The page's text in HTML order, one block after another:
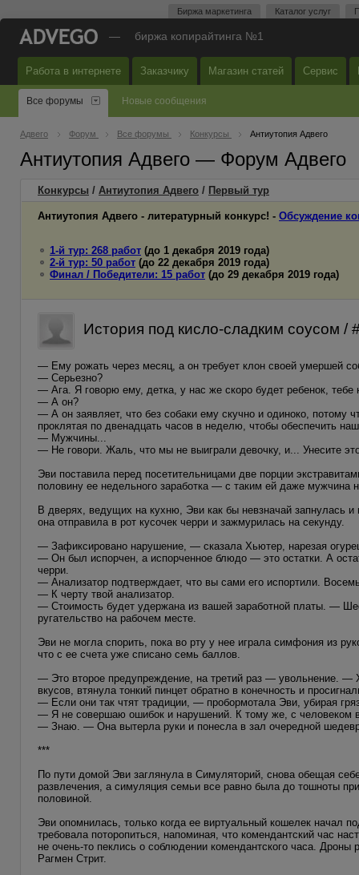
Биржа маркетинга Каталог услуг
— биржа копирайтинга №1
Работа в интернете Заказчику Магазин статей Сервис
Все форумы Новые сообщения
Адвего Форум Все форумы Конкурсы Антиутопия Адвего
Антиутопия Адвего — Форум Адвего
Конкурсы / Антиутопия Адвего / Первый тур
Антиутопия Адвего - литературный конкурс! - Обсуждение
1-й тур: 268 работ (до 1 декабря 2019 года)
2-й тур: 50 работ (до 22 декабря 2019 года)
Финал / Победители: 15 работ (до 29 декабря 2019 года)
История под кисло-сладким соусом /
— Ему рожать через месяц, а он требует клон своей умершей
— Серьезно?
— Ага. Я говорю ему, детка, у нас же скоро будет ребенок, тебе
— А он?
— А он заявляет, что без собаки ему скучно и одиноко,
проклятая по двенадцать часов в неделю, чтобы обеспечить
— Мужчины...
— Не говори. Жаль, что мы не выиграли девочку, и... Унесите
Эви поставила перед посетительницами две порции
половину ее недельного заработка — с таким ей даже мужчина
В дверях, ведущих на кухню, Эви как бы невзначай запнулась
она отправила в рот кусочек черри и зажмурилась на секунду.
— Зафиксировано нарушение, — сказала Хьютер, нарезая
— Он был испорчен, а испорченное блюдо — это остатки. А
черри.
— Анализатор подтверждает, что вы сами его испортили.
— К черту твой анализатор.
— Стоимость будет удержана из вашей заработной платы. —
ругательство на рабочем месте.
Эви не могла спорить, пока во рту у нее играла симфония из
что с ее счета уже списано семь баллов.
— Это второе предупреждение, на третий раз — увольнение. —
вкусов, втянула тонкий пинцет обратно в конечность и
— Если они так чтят традиции, — пробормотала Эви, убирая
— Я не совершаю ошибок и нарушений. К тому же, с человеком
— Знаю. — Она вытерла руки и понесла в зал очередной
***
По пути домой Эви заглянула в Симуляторий, снова обещая
развлечения, а симуляция семьи все равно была до тошноты
половиной.
Эви опомнилась, только когда ее виртуальный кошелек начал
требовала поторопиться, напоминая, что комендантский час
не очень-то пеклись о соблюдении комендантского часа.
Рагмен Стрит.